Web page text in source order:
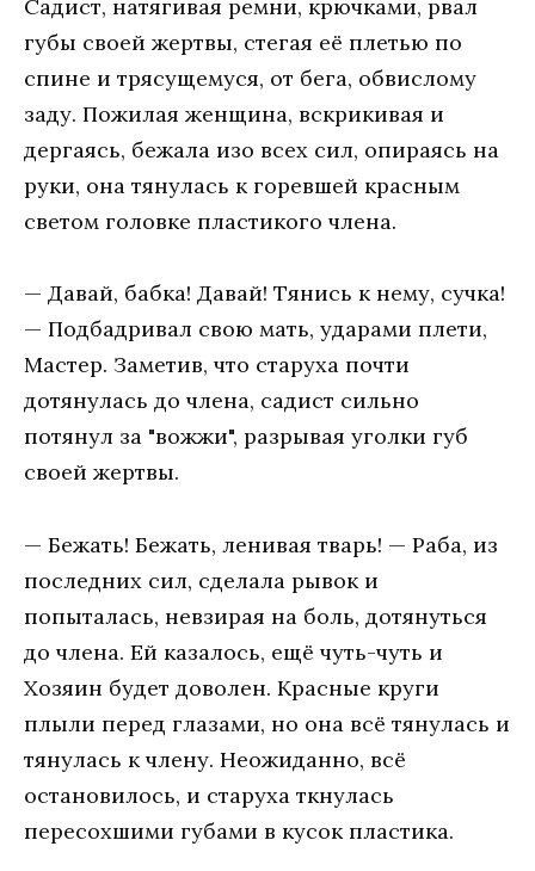
Садист, натягивая ремни, крючками, рвал
губы своей жертвы, стегая её плетью по
спине и трясущемуся, от бега, обвислому
заду. Пожилая женщина, вскрикивая и
дергаясь, бежала изо всех сил, опираясь на
руки, она тянулась к горевшей красным
светом головке пластикого члена.
— Давай, бабка! Давай! Тянись к нему, сучка!
— Подбадривал свою мать, ударами плети,
Мастер. Заметив, что старуха почти
дотянулась до члена, садист сильно
потянул за "вожжи", разрывая уголки губ
своей жертвы.
— Бежать! Бежать, ленивая тварь! — Раба, из
последних сил, сделала рывок и
попыталась, невзирая на боль, дотянуться
до члена. Ей казалось, ещё чуть-чуть и
Хозяин будет доволен. Красные круги
плыли перед глазами, но она всё тянулась и
тянулась к члену. Неожиданно, всё
остановилось, и старуха ткнулась
пересохшими губами в кусок пластика.